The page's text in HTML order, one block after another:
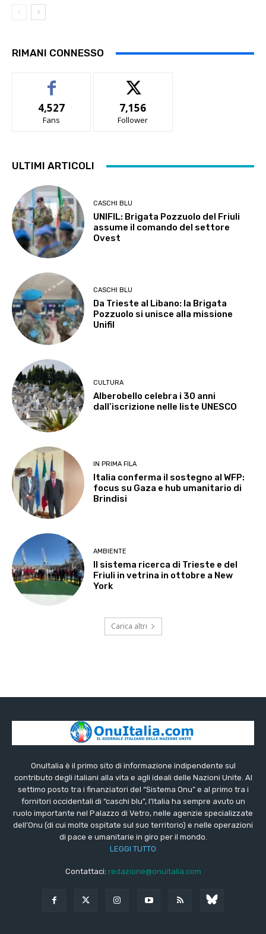
RIMANI CONNESSO
4,527
Fans
7,156
Follower
ULTIMI ARTICOLI
CASCHI BLU
UNIFIL: Brigata Pozzuolo del Friuli
assume il comando del settore
Ovest
CASCHI BLU
Da Trieste al Libano: la Brigata
Pozzuolo si unisce alla missione
Unifil
CULTURA
Alberobello celebra i 30 anni
dall’iscrizione nelle liste UNESCO
IN PRIMA FILA
Italia conferma il sostegno al WFP:
focus su Gaza e hub umanitario di
Brindisi
AMBIENTE
Il sistema ricerca di Trieste e del
Friuli in vetrina in ottobre a New
York
Carica altri
OnuItalia è il primo sito di informazione indipendente sul
contributo degli italiani alla vita e agli ideali delle Nazioni Unite. Al
settimo posto tra i finanziatori del “Sistema Onu” e al primo tra i
fornitori occidentali di “caschi blu”, l’Italia ha sempre avuto un
ruolo importante nel Palazzo di Vetro, nelle agenzie specializzate
dell’Onu (di cui molte ospitate sul suo territorio) e nelle operazioni
di pace e umanitarie in giro per il mondo.
LEGGI TUTTO
Contattaci: redazione@onuitalia.com